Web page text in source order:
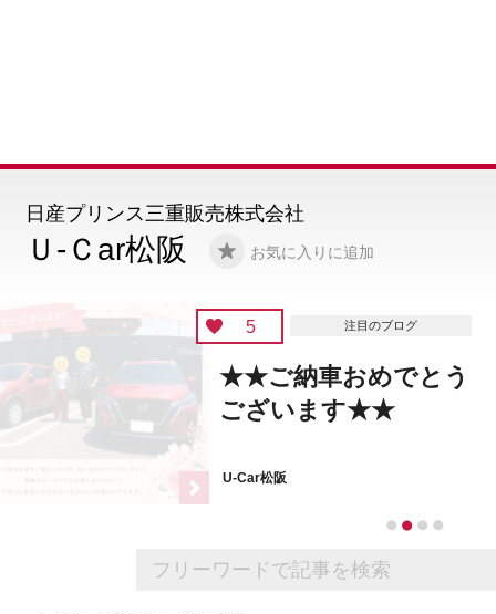
Ｕ-Ｃar松阪 お気に入りに追加
日産プリンス三重販売株式会社
注目のブログ
★★ご納車おめでとう
ございます★★
U-Car松阪